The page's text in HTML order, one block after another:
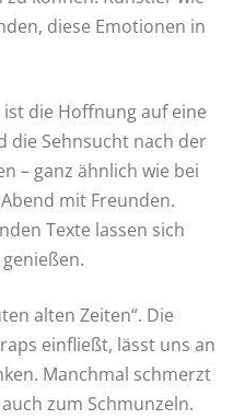
diese Emotionen in
die Hoffnung auf eine
die Sehnsucht nach der
– ganz ähnlich wie bei
mit Freunden.
Texte lassen sich
alten Zeiten“. Die
einfließt, lässt uns an
Manchmal schmerzt
zum Schmunzeln.